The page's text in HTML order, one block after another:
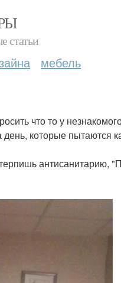
статьи
мебель
что то у
которые пытаются
антисанитарию,